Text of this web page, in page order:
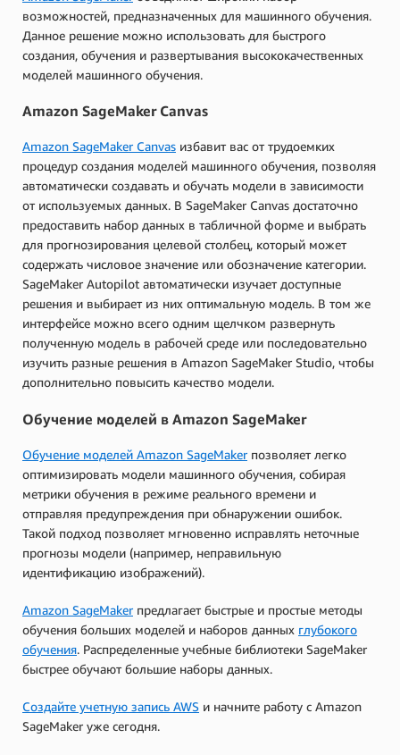
возможностей, предназначенных для машинного обучения.
Данное решение можно использовать для быстрого
создания, обучения и развертывания высококачественных
моделей машинного обучения.
Amazon SageMaker Canvas
Amazon SageMaker Canvas избавит вас от трудоемких
процедур создания моделей машинного обучения, позволяя
автоматически создавать и обучать модели в зависимости
от используемых данных. В SageMaker Canvas достаточно
предоставить набор данных в табличной форме и выбрать
для прогнозирования целевой столбец, который может
содержать числовое значение или обозначение категории.
SageMaker Autopilot автоматически изучает доступные
решения и выбирает из них оптимальную модель. В том же
интерфейсе можно всего одним щелчком развернуть
полученную модель в рабочей среде или последовательно
изучить разные решения в Amazon SageMaker Studio, чтобы
дополнительно повысить качество модели.
Обучение моделей в Amazon SageMaker
Обучение моделей Amazon SageMakerпозволяет легко
оптимизировать модели машинного обучения, собирая
метрики обучения в режиме реального времени и
отправляя предупреждения при обнаружении ошибок.
Такой подход позволяет мгновенно исправлять неточные
прогнозы модели (например, неправильную
идентификацию изображений).
Amazon SageMakerпредлагает быстрые и простые методы
обучения больших моделей и наборов данных глубокого
обучения. Распределенные учебные библиотеки SageMaker
быстрее обучают большие наборы данных.
Создайте учетную запись AWS и начните работу с Amazon
SageMaker уже сегодня.